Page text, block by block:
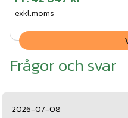
exkl.moms
Frågor och svar
2026-07-08